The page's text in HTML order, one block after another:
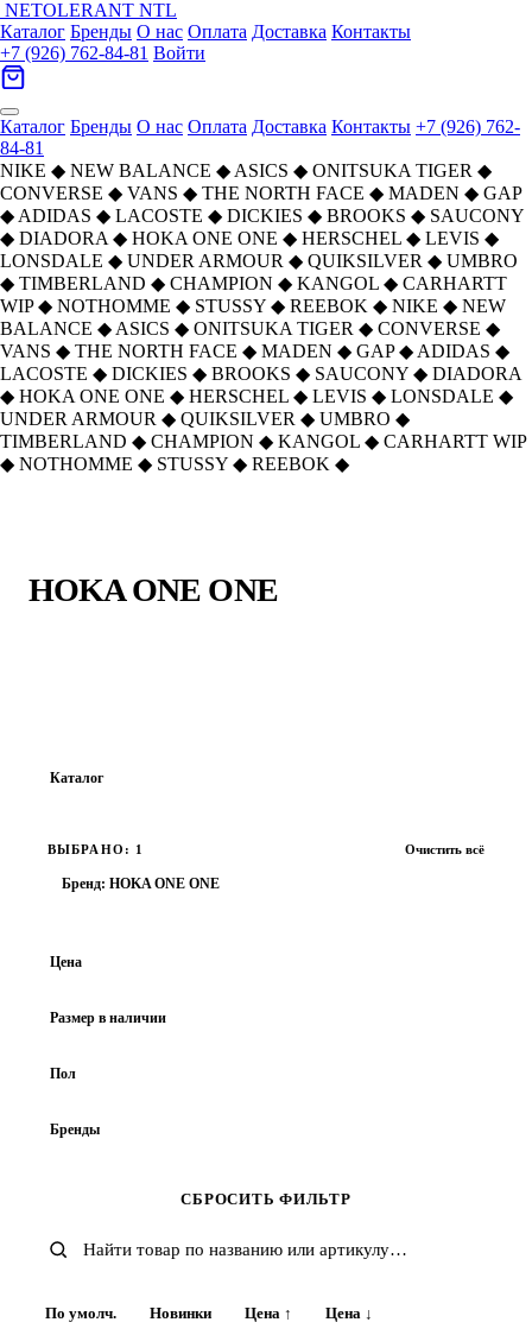
NETOLERANT NTL
Каталог Бренды О нас Оплата Доставка Контакты
+7 (926) 762-84-81 Войти
Каталог Бренды О нас Оплата Доставка Контакты +7 (926) 762-
84-81
NIKE ◆ NEW BALANCE ◆ ASICS ◆ ONITSUKA TIGER ◆
CONVERSE ◆ VANS ◆ THE NORTH FACE ◆ MADEN ◆ GAP
◆ ADIDAS ◆ LACOSTE ◆ DICKIES ◆ BROOKS ◆ SAUCONY
◆ DIADORA ◆ HOKA ONE ONE ◆ HERSCHEL ◆ LEVIS ◆
LONSDALE ◆ UNDER ARMOUR ◆ QUIKSILVER ◆ UMBRO
◆ TIMBERLAND ◆ CHAMPION ◆ KANGOL ◆ CARHARTT
WIP ◆ NOTHOMME ◆ STUSSY ◆ REEBOK ◆ NIKE ◆ NEW
BALANCE ◆ ASICS ◆ ONITSUKA TIGER ◆ CONVERSE ◆
VANS ◆ THE NORTH FACE ◆ MADEN ◆ GAP ◆ ADIDAS ◆
LACOSTE ◆ DICKIES ◆ BROOKS ◆ SAUCONY ◆ DIADORA
◆ HOKA ONE ONE ◆ HERSCHEL ◆ LEVIS ◆ LONSDALE ◆
UNDER ARMOUR ◆ QUIKSILVER ◆ UMBRO ◆
TIMBERLAND ◆ CHAMPION ◆ KANGOL ◆ CARHARTT WIP
◆ NOTHOMME ◆ STUSSY ◆ REEBOK ◆
HOKA ONE ONE
Каталог
АКСЕССУАРЫ
ВЫБРАНО: 1 Очистить всё
Бренд: HOKA ONE ONE
Цена
Размер в наличии
41,33 42
46,67 47,33 49,33
Пол
Бренды
Converse Diadora Dickies
Herschel
New Balance
NOTHOMME
СБРОСИТЬ ФИЛЬТР
По умолч. Новинки Цена ↑ Цена ↓